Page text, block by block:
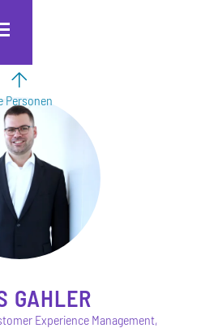
Personen
GAHLER
Experience Management,